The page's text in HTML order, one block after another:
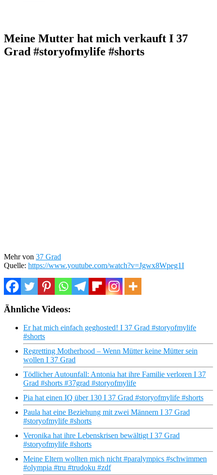
Meine Mutter hat mich verkauft I 37
Grad #storyofmylife #shorts
Mehr von 37 Grad
Quelle: https://www.youtube.com/watch?v=Jgwx8Wpeg1I
Ähnliche Videos:
Er hat mich einfach geghosted! I 37 Grad #storyofmylife
#shorts
Regretting Motherhood – Wenn Mütter keine Mütter sein
wollen I 37 Grad
Tödlicher Autounfall: Antonia hat ihre Familie verloren I 37
Grad #shorts #37grad #storyofmylife
Pia hat einen IQ über 130 I 37 Grad #storyofmylife #shorts
Paula hat eine Beziehung mit zwei Männern I 37 Grad
#storyofmylife #shorts
Veronika hat ihre Lebenskrisen bewältigt I 37 Grad
#storyofmylife #shorts
Meine Eltern wollten mich nicht #paralympics #schwimmen
#olympia #tru #trudoku #zdf